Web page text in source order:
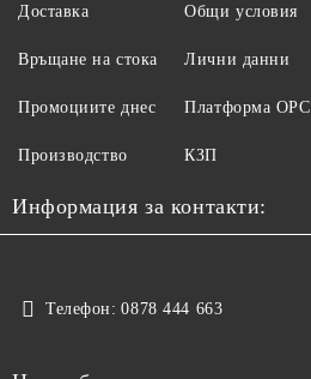
Доставка
Връщане на стока
Промоциите днес
Производство
Общи условия
Лични данни
Платформа ОРС
КЗП
Информация за контакти:
Телефон: 0878 444 663